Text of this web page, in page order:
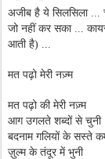
अजीब है ये सिलसिला ...
जो नहीं कर सका ...
आती है) ...
मत पढ़ो मेरी नज़्म
मत पढ़ो की मेरी नज़्म
आग उगलते शब्दों से चुनी
बदनाम गलियों के सस्ते
ज़ुल्म के तंदूर में भुनी